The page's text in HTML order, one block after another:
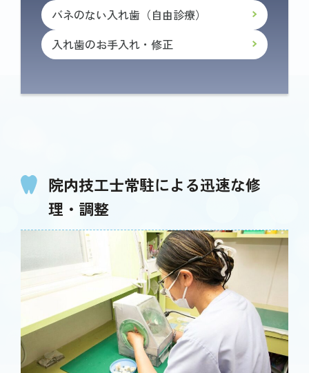
バネのない入れ歯（自由診療）
入れ歯のお手入れ・修正
院内技工士常駐による迅速な修
理・調整